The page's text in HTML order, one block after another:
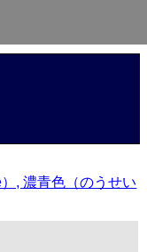
, 濃青色（のうせい